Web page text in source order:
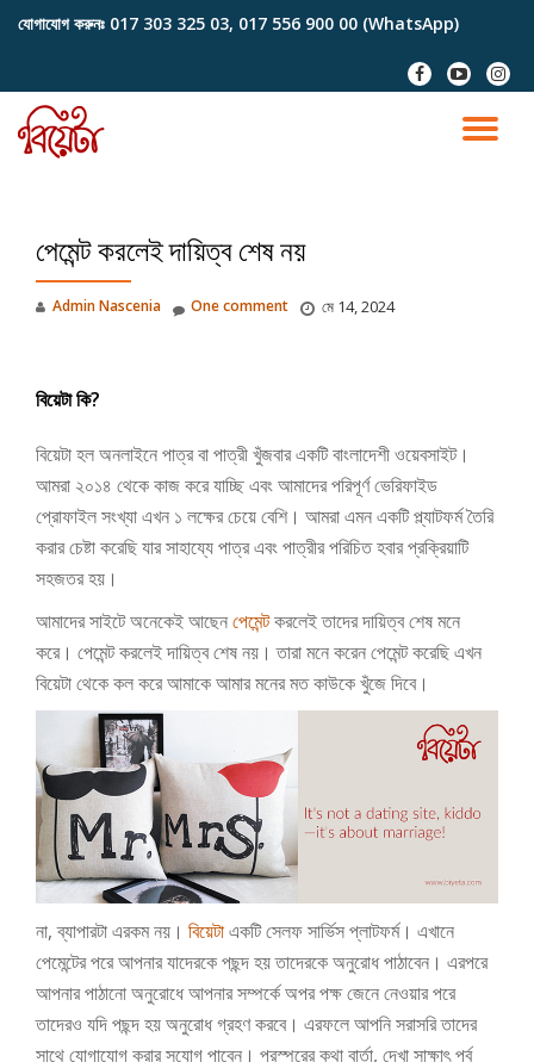
content
যোগাযোগ করুনঃ 017 303 325 03, 017 556 900 00 (WhatsApp)
fa-
facebook
fa-
youtube-
play
fa-
পেমেন্ট করলেই দায়িত্ব শেষ নয়
Admin Nascenia মে 14, 2024
One comment
বিয়েটা কি?
বিয়েটা হল অনলাইনে পাত্র বা পাত্রী খুঁজবার একটি বাংলাদেশী ওয়েবসাইট।
আমরা ২০১৪ থেকে কাজ করে যাচ্ছি এবং আমাদের পরিপূর্ণ ভেরিফাইড
প্রোফাইল সংখ্যা এখন ১ লক্ষের চেয়ে বেশি। আমরা এমন একটি প্ল্যাটফর্ম তৈরি
করার চেষ্টা করেছি যার সাহায্যে পাত্র এবং পাত্রীর পরিচিত হবার প্রক্রিয়াটি
সহজতর হয়।
আমাদের সাইটে অনেকেই আছেনপেমেন্টকরলেই তাদের দায়িত্ব শেষ মনে
করে। পেমেন্ট করলেই দায়িত্ব শেষ নয়। তারা মনে করেন পেমেন্ট করেছি এখন
বিয়েটা থেকে কল করে আমাকে আমার মনের মত কাউকে খুঁজে দিবে।
না, ব্যাপারটা এরকম নয়। বিয়েটাএকটি সেলফ সার্ভিস প্লাটফর্ম। এখানে
পেমেন্টের পরে আপনার যাদেরকে পছন্দ হয় তাদেরকে অনুরোধ পাঠাবেন। এরপরে
আপনার পাঠানো অনুরোধে আপনার সম্পর্কে অপর পক্ষ জেনে নেওয়ার পরে
তাদেরও যদি পছন্দ হয় অনুরোধ গ্রহণ করবে। এরফলে আপনি সরাসরি তাদের
সাথে যোগাযোগ করার সুযোগ পাবেন। পরস্পরের কথা বার্তা, দেখা সাক্ষাৎ পর্ব